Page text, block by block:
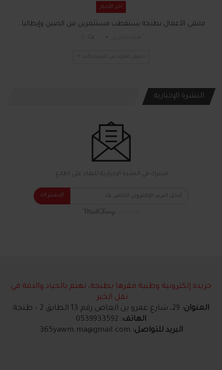
آخر الأخبار
ملتقى الأعمال بطنجة يستقطب مستثمرين من الصين وإيطاليا…
النشرة الإخبارية
اشترك في النشرة الإخبارية للبقاء على اطلاع.
الاشتراك
جريدة إلكترونية وطنية مقرها بطنجة، نهتم بالحياد والدقة في
نقل الخبر.
العنوان:
الهاتف:
البريد للتواصل: